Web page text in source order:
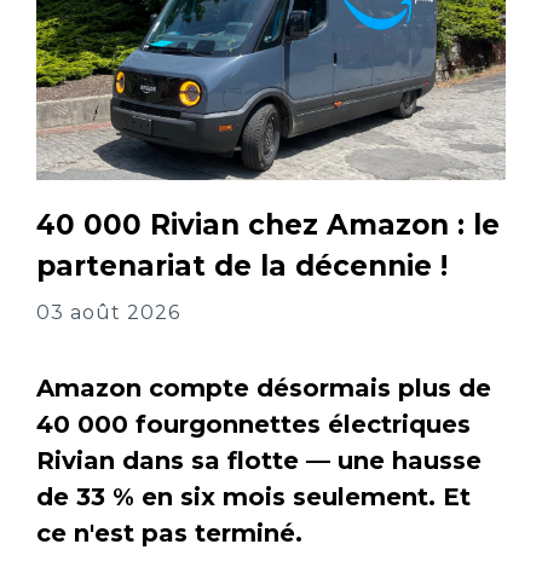
40 000 Rivian chez Amazon : le
partenariat de la décennie !
03 août 2026
Amazon compte désormais plus de
40 000 fourgonnettes électriques
Rivian dans sa flotte — une hausse
de 33 % en six mois seulement. Et
ce n'est pas terminé.